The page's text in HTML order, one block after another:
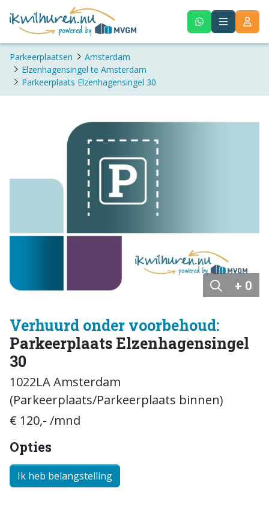
Parkeerplaatsen
Amsterdam
Elzenhagensingel te Amsterdam
Parkeerplaats Elzenhagensingel 30
+ 0
Verhuurd onder voorbehoud:
Parkeerplaats Elzenhagensingel
30
1022LA Amsterdam
(Parkeerplaats/Parkeerplaats binnen)
€ 120,- /mnd
Opties
Ik heb belangstelling